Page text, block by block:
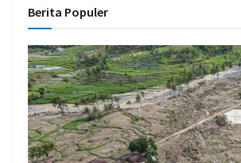
Berita Populer